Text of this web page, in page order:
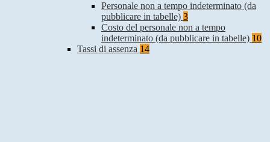
Personale non a tempo indeterminato (da
pubblicare in tabelle) 3
Costo del personale non a tempo
indeterminato (da pubblicare in tabelle) 10
Tassi di assenza 14